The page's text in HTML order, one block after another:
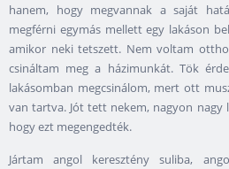
hanem, hogy megvannak a saját
megférni egymás mellett egy lakáson
amikor neki tetszett. Nem voltam
csináltam meg a házimunkát. Tök
lakásomban megcsinálom, mert ott
van tartva. Jót tett nekem, nagyon nagy
hogy ezt megengedték.
Jártam angol keresztény suliba,